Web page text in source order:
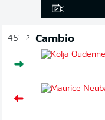
45'+ 2 Cambio